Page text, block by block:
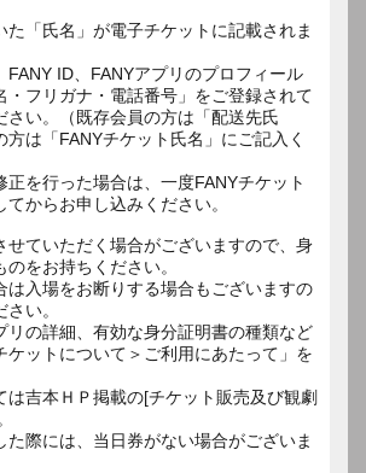
「氏名」が電子チケットに記載されま
FANY ID、FANYアプリのプロフィール
・フリガナ・電話番号」をご登録されて
さい。（既存会員の方は「配送先氏
方は「FANYチケット氏名」にご記入く
正を行った場合は、一度FANYチケット
てからお申し込みください。
ていただく場合がございますので、身
をお持ちください。
は入場をお断りする場合もございますの
い。
リの詳細、有効な身分証明書の種類など
ケットについて＞ご利用にあたって」を
吉本ＨＰ掲載の[チケット販売及び観劇
際には、当日券がない場合がございま